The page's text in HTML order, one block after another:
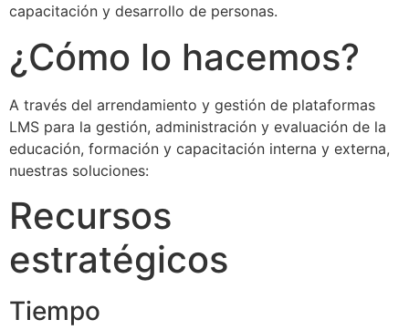
capacitación y desarrollo de personas.
¿Cómo lo hacemos?
A través del arrendamiento y gestión de plataformas
LMS para la gestión, administración y evaluación de la
educación, formación y capacitación interna y externa,
nuestras soluciones:
Recursos
estratégicos
Tiempo